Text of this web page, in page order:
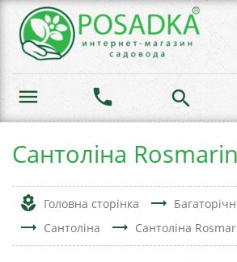
menu phone search
Сантоліна
local_florist Головна сторінка trending_flat
trending_flat Сантоліна trending_flat Сантоліна